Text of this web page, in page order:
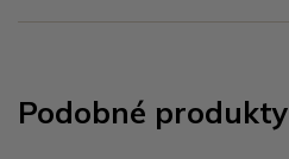
Podobné produkty